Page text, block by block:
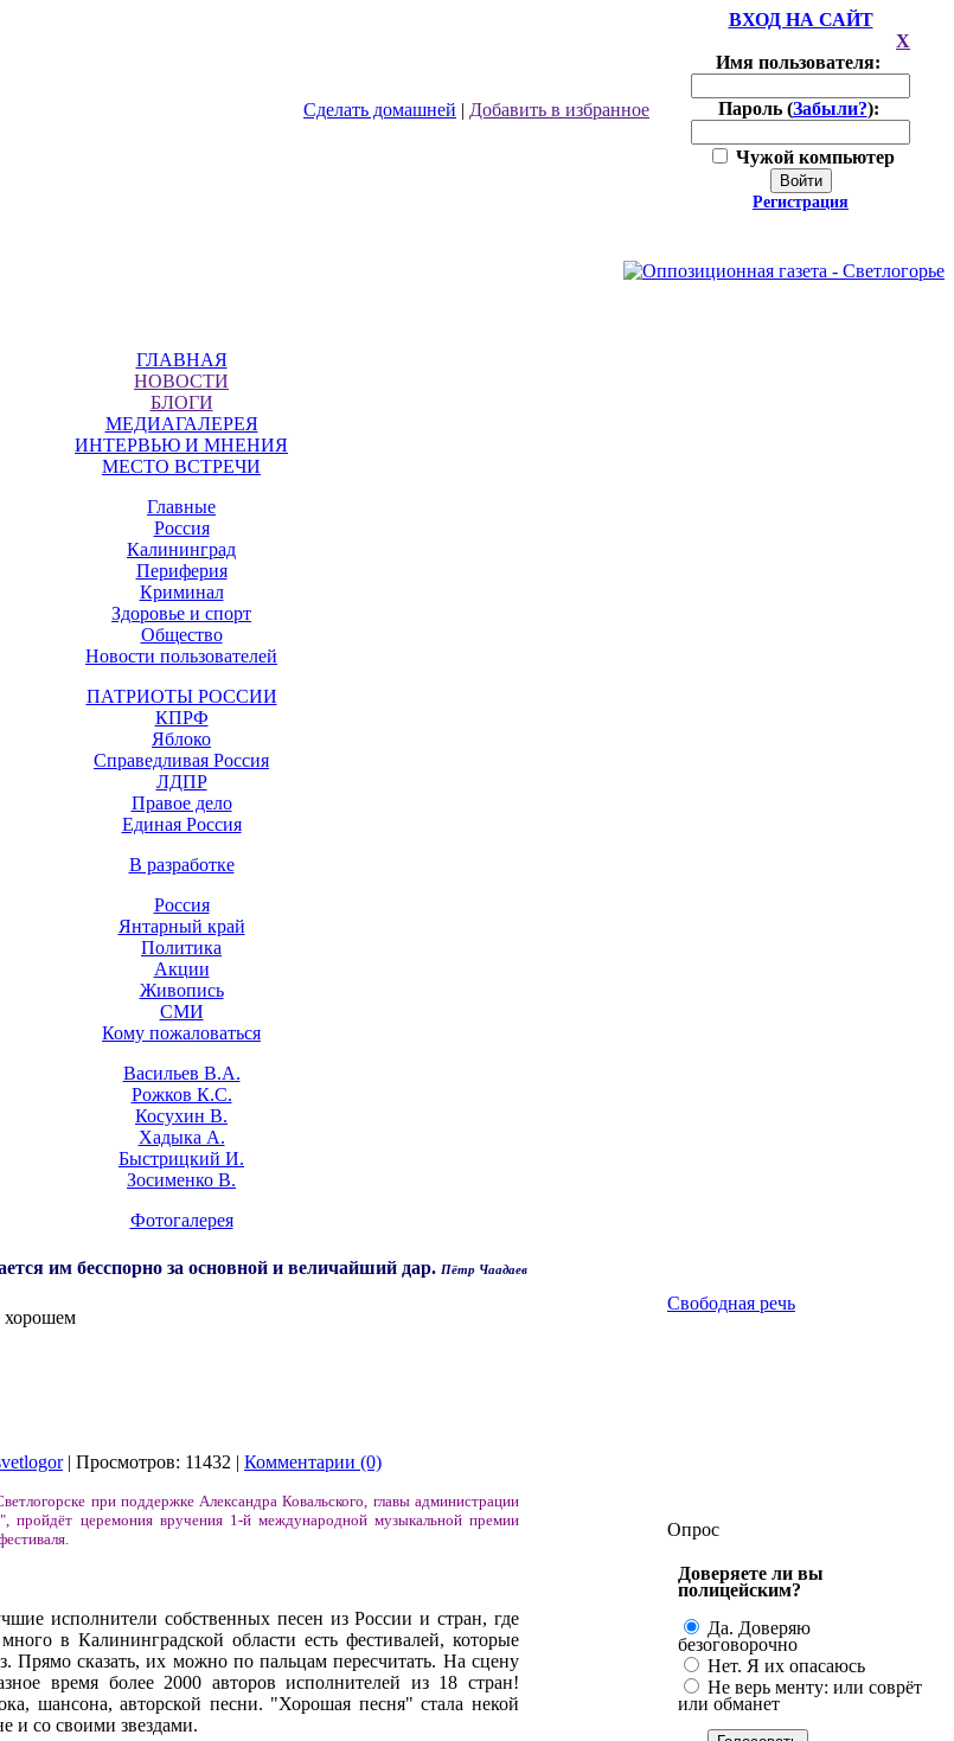
Сделать домашней | Добавить в избранное
ВХОД НА САЙТ
X
Имя пользователя:
Пароль (Забыли?):
Чужой компьютер
Войти
Регистрация
ГЛАВНАЯ
НОВОСТИ
БЛОГИ
МЕДИАГАЛЕРЕЯ
ИНТЕРВЬЮ И МНЕНИЯ
МЕСТО ВСТРЕЧИ
Главные
Россия
Калининград
Периферия
Криминал
Здоровье и спорт
Общество
Новости пользователей
ПАТРИОТЫ РОССИИ
КПРФ
Яблоко
Справедливая Россия
ЛДПР
Правое дело
Единая Россия
В разработке
Россия
Янтарный край
Политика
Акции
Живопись
СМИ
Кому пожаловаться
Васильев В.А.
Рожков К.С.
Косухин В.
Хадыка А.
Быстрицкий И.
Зосименко В.
Фотогалерея
им бесспорно за основной и величайший дар. Пётр Чаадаев
хорошем
| Просмотров: 11432 | Комментарии (0)
при поддержке Александра Ковальского, главы администрации
пройдёт церемония вручения 1-й международной музыкальной премии
исполнители собственных песен из России и стран, где
в Калининградской области есть фестивалей, которые
Прямо сказать, их можно по пальцам пересчитать. На сцену
время более 2000 авторов исполнителей из 18 стран!
шансона, авторской песни. "Хорошая песня" стала некой
и со своими звездами.
Свободная речь
Опрос
Доверяете ли вы
полицейским?
Да. Доверяю
безоговорочно
Нет. Я их опасаюсь
Не верь менту: или соврёт
или обманет